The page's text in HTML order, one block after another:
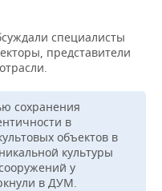
специалисты
представители
сохранения
в
объектов в
культуры
у
в ДУМ.